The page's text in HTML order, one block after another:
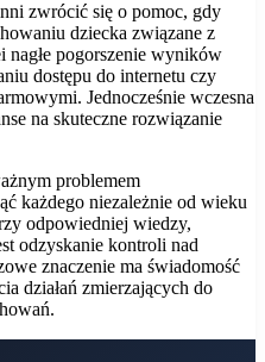
zwrócić się o pomoc, gdy
dziecka związane z
pogorszenie wyników
dostępu do internetu czy
Jednocześnie wczesna
na skuteczne rozwiązanie
problemem
każdego niezależnie od wieku
odpowiedniej wiedzy,
odzyskanie kontroli nad
znaczenie ma świadomość
działań zmierzających do